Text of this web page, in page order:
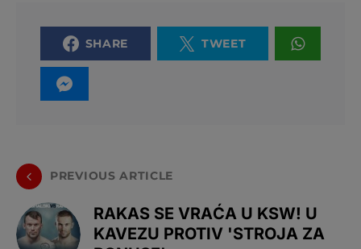
SHARE TWEET
PREVIOUS ARTICLE
RAKAS SE VRAĆA U KSW! U
KAVEZU PROTIV 'STROJA ZA